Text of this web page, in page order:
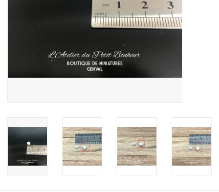
Maison de souris
miniature - The Mouse
Mansion